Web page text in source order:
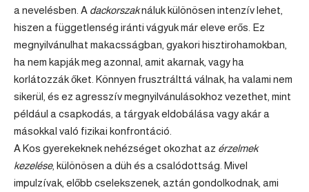
a nevelésben. A dackorszaknáluk különösen intenzív lehet,
hiszen a függetlenség iránti vágyuk már eleve erős. Ez
megnyilvánulhat makacsságban, gyakori hisztirohamokban,
ha nem kapják meg azonnal, amit akarnak, vagy ha
korlátozzák őket. Könnyen frusztrálttá válnak, ha valami nem
sikerül, és ez agresszív megnyilvánulásokhoz vezethet, mint
például a csapkodás, a tárgyak eldobálása vagy akár a
másokkal való fizikai konfrontáció.
A Kos gyerekeknek nehézséget okozhat az érzelmek
kezelése, különösen a düh és a csalódottság. Mivel
impulzívak, előbb cselekszenek, aztán gondolkodnak, ami